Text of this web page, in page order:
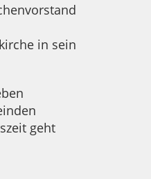
in sein
geht